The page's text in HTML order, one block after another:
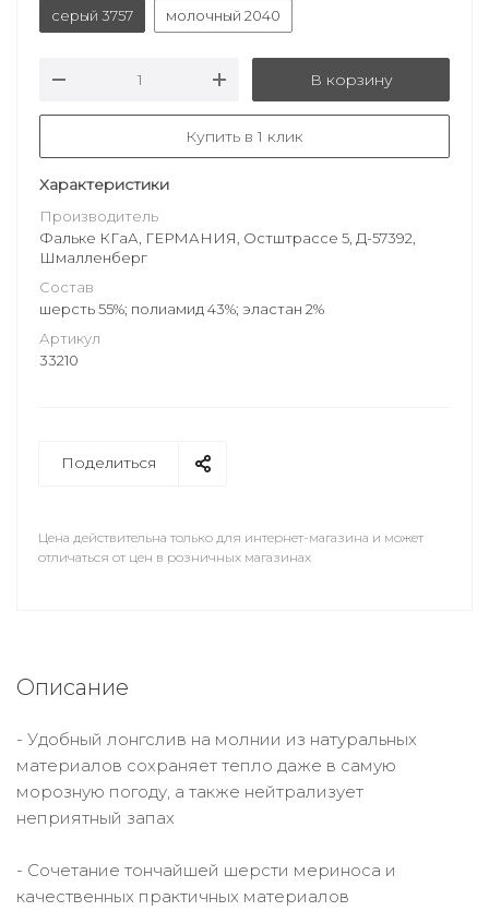
серый 3757
молочный 2040
В корзину
Купить в 1 клик
Характеристики
Производитель
Фальке КГаА, ГЕРМАНИЯ, Остштрассе 5, Д-57392,
Шмалленберг
Состав
шерсть 55%; полиамид 43%; эластан 2%
Артикул
33210
Поделиться
Цена действительна только для интернет-магазина и может
отличаться от цен в розничных магазинах
Описание
- Удобный лонгслив на молнии из натуральных
материалов сохраняет тепло даже в самую
морозную погоду, а также нейтрализует
неприятный запах
- Сочетание тончайшей шерсти мериноса и
качественных практичных материалов